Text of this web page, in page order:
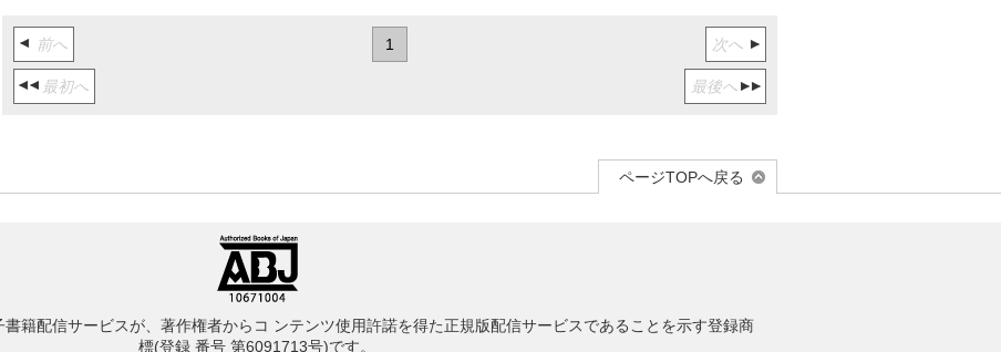
最初へ
前へ 1 次へ
最後へ
ページTOPへ戻る
籍配信サービスが、著作権者からコ ンテンツ使用許諾を得た正規版配信サービスであることを示す登録商
標(登録 番号 第6091713号)です。